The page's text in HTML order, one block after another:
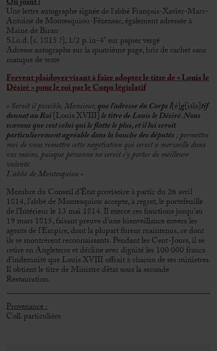
Une lettre autographe signée de l’abbé François-Xavier-Marc-
Antoine de Montesquiou-Fézensac, également adressée à
Maine de Biran
S.l.n.d. [c. 1815 ?], 1/2 p. in-4° sur papier vergé
Adresse autographe sur la quatrième page, bris de cachet sans
manque de texte
Fervent plaidoyer visant à faire adopter le titre de « Louis le
Désiré » pour le roi par le Corps législatif
« Seroit il possible, Monsieur,que l’adresse du Corps l[é]g[isla]tif
donnat au Roi[Louis XVIII]le titre de Louis le Désiré. Nous
scavons que cest celui qui le flatte le plus, et il lui seroit
particulierement agréable dans la bouche des députés ; permettes
moi de vous remettre cette négotiation qui seroit a merveille dans
vos mains, puisque personne ne seroit s’y porter de meilleure
volonté.
L’abbé de Montesquiou »
Membre du Conseil d’État provisoire à partir du 26 avril
1814, l’abbé de Montesquiou accepte, à regret, le portefeuille
de l’Intérieur le 13 mai 1814. Il exerce ces fonctions jusqu’au
19 mars 1815, faisant preuve d’une bienveillance envers les
agents de l’Empire, dont la plupart furent maintenus, ce dont
ils se montrèrent reconnaissants. Pendant les Cent-Jours, il se
retire en Angleterre et décline avec dignité les 100 000 francs
d’indemnité que Louis XVIII offrait à chacun de ses ministres.
Il obtient le titre de Ministre d’état sous la seconde
Restauration.
Provenance :
Coll. particulière